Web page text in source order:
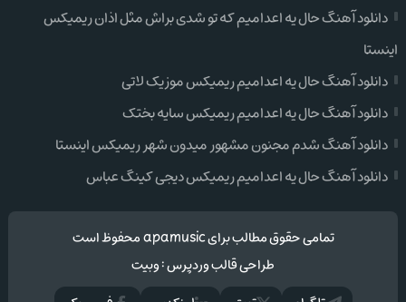
دانلود آهنگ حال یه اعدامیم که تو شدی براش مثل اذان ریمیکس
اینستا
دانلود آهنگ حال یه اعدامیم ریمیکس موزیک لاتی
دانلود آهنگ حال یه اعدامیم ریمیکس سایه بختک
دانلود آهنگ شدم مجنون مشهور میدون شهر ریمیکس اینستا
دانلود آهنگ حال یه اعدامیم ریمیکس دیجی کینگ عباس
تمامی حقوق مطالب برای apamusic محفوظ است
طراحی قالب وردپرس:وبیت